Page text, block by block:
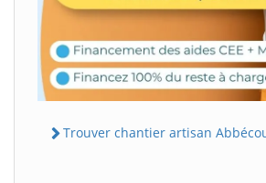
Trouver chantier artisan